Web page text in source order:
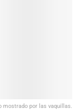
mostrado por las vaquillas.